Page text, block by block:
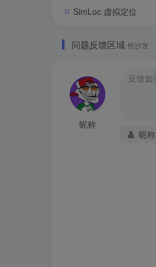
SimLoc 虚拟定位
问题反馈区域 抢沙发
昵称
昵称